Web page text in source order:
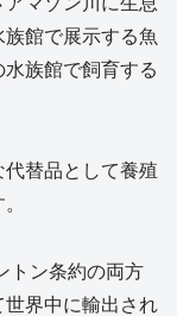
館で展示する魚
族館で飼育する
替品として養殖
トン条約の両方
界中に輸出され